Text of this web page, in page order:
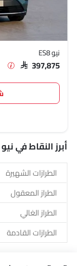
نيو ES8
SAR 397,875
أبرز النقاط في
الطرازات الشهيرة
الطراز المعقول
الطراز الغالي
الطرازات القادمة